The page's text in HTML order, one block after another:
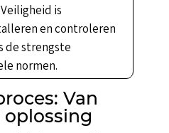
is
en controleren
de strengste
normen.
Van